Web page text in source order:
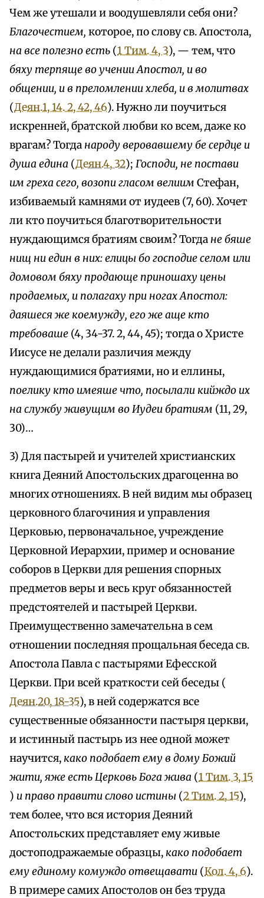
Чем же утешали и воодушевляли себя они?
Благочестием, которое, по слову св. Апостола,
на все полезно есть (1 Тим. 4, 3), — тем, что
бяху терпяще во учении Апостол, и во
общении, и в преломлении хлеба, и в молитвах
(Деян.1, 14. 2, 42, 46). Нужно ли поучиться
искренней, братской любви ко всем, даже ко
врагам? Тогда народу веровавшему бе сердце и
душа едина (Деян.4, 32); Господи, не постави
им греха сего, возопи гласом велиим Стефан,
избиваемый камнями от иудеев (7, 60). Хочет
ли кто поучиться благотворительности
нуждающимся братиям своим? Тогда не бяше
нищ ни един в них: елицы бо господие селом или
домовом бяху продающе приношаху цены
продаемых, и полагаху при ногах Апостол:
даяшеся же коемужду, его же аще кто
требоваше (4, 34-37. 2, 44, 45); тогда о Христе
Иисусе не делали различия между
нуждающимися братиями, но и еллины,
поелику кто имеяше что, посылали кийждо их
на службу живущим во Иудеи братиям (11, 29,
30)…
3) Для пастырей и учителей христианских
книга Деяний Апостольских драгоценна во
многих отношениях. В ней видим мы образец
церковного благочиния и управления
Церковью, первоначальное, учреждение
Церковной Иерархии, пример и основание
соборов в Церкви для решения спорных
предметов веры и весь круг обязанностей
предстоятелей и пастырей Церкви.
Преимущественно замечательна в сем
отношении последняя прощальная беседа св.
Апостола Павла с пастырями Ефесской
Церкви. При всей краткости сей беседы (
Деян.20, 18-35), в ней содержатся все
существенные обязанности пастыря церкви,
и истинный пастырь из нее одной может
научится, како подобает ему в дому Божий
жити, яже есть Церковь Бога жива (1 Тим. 3, 15
) и право правити слово истины (2 Тим. 2, 15),
тем более, что вся история Деяний
Апостольских представляет ему живые
достоподражаемые образцы, како подобает
ему единому комуждо отвещавати (Кол. 4, 6).
В примере самих Апостолов он без труда